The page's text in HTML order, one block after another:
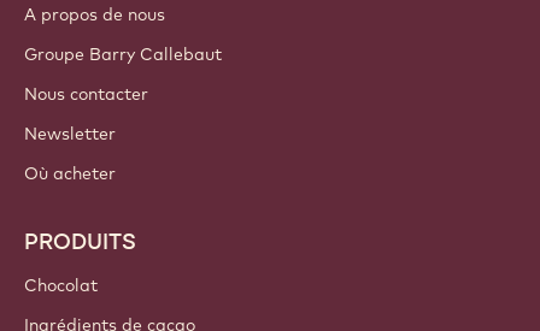
A propos de nous
Groupe Barry Callebaut
Nous contacter
Newsletter
Où acheter
PRODUITS
Chocolat
Ingrédients de cacao